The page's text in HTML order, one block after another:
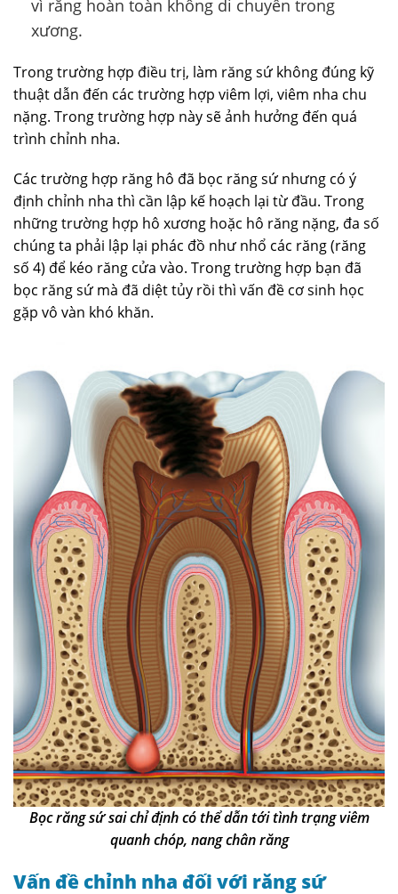
vì răng hoàn toàn không di chuyển trong
xương.
Trong trường hợp điều trị, làm răng sứ không đúng kỹ
thuật dẫn đến các trường hợp viêm lợi, viêm nha chu
nặng. Trong trường hợp này sẽ ảnh hưởng đến quá
trình chỉnh nha.
Các trường hợp răng hô đã bọc răng sứ nhưng có ý
định chỉnh nha thì cần lập kế hoạch lại từ đầu. Trong
những trường hợp hô xương hoặc hô răng nặng, đa số
chúng ta phải lập lại phác đồ như nhổ các răng (răng
số 4) để kéo răng cửa vào. Trong trường hợp bạn đã
bọc răng sứ mà đã diệt tủy rồi thì vấn đề cơ sinh học
gặp vô vàn khó khăn.
Bọc răng sứ sai chỉ định có thể dẫn tới tình trạng viêm
quanh chóp, nang chân răng
Vấn đề chỉnh nha đối với răng sứ